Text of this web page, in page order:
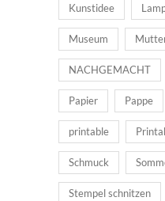
Kunstidee
Museum
NACHGEMACHT
Papier Pappe
printable
Schmuck
Stempel schnitzen